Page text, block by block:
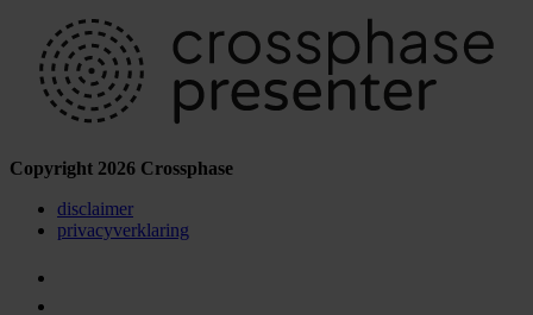
Copyright 2026 Crossphase
disclaimer
privacyverklaring